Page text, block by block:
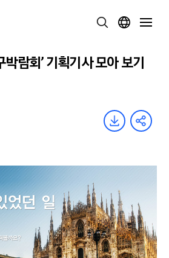
람회’ 기획기사 모아 보기